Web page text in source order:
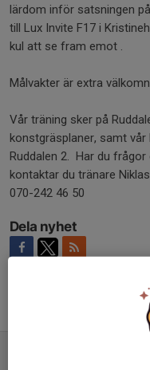
lärdom inför satsningen
till Lux Invite F17 i
kul att se fram emot .
Målvakter är extra
Vår träning sker på
konstgräsplaner, samt vår
Ruddalen 2. Har du frågor
kontaktar du tränare
070-242 46 50
Dela nyhet
Provträning